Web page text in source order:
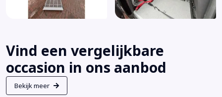
Vind een vergelijkbare
occasion in ons aanbod
Bekijk meer